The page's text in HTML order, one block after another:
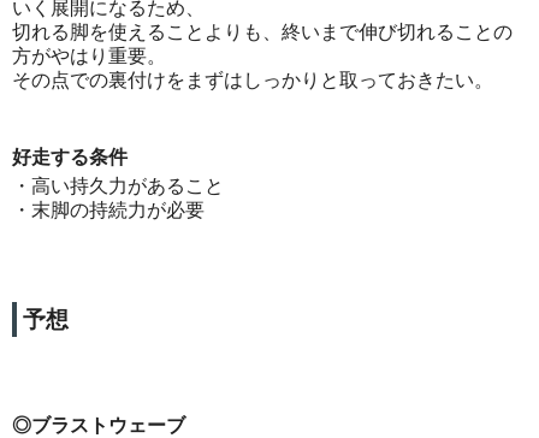
いく展開になるため、
切れる脚を使えることよりも、終いまで伸び切れることの
方がやはり重要。
その点での裏付けをまずはしっかりと取っておきたい。
好走する条件
・高い持久力があること
・末脚の持続力が必要
予想
◎ブラストウェーブ